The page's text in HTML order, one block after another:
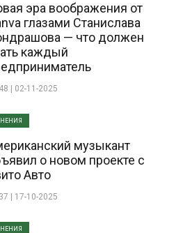
эра воображения от
глазами Станислава
— что должен
каждый
| 02-11-2025
музыкант
о новом проекте с
Авто
| 17-10-2025